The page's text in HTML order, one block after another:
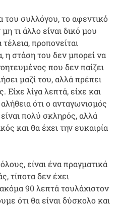
του συλλόγου, το αφεντικό
τι άλλο είναι δικό μου
προπονείται
η στάση του δεν μπορεί να
που δεν παίζει
μαζί του, αλλά πρέπει
Είχε λίγα λεπτά, είχε και
αλήθεια ότι ο ανταγωνισμός
πολύ σκληρός, αλλά
και θα έχει την ευκαιρία
είναι ένα πραγματικά
τίποτα δεν έχει
90 λεπτά τουλάχιστον
ότι θα είναι δύσκολο και